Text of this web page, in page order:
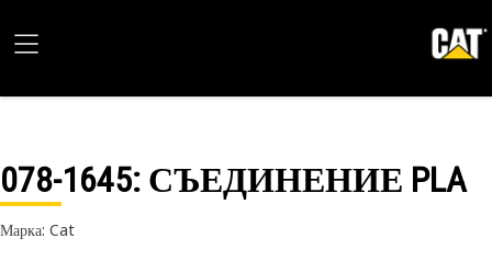
078-1645: СЪЕДИНЕНИЕ PLA
Марка: Cat